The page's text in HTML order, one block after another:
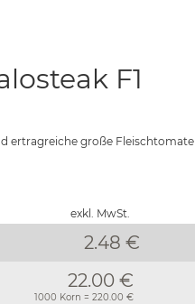
F1
ertragreiche große Fleischtomate
exkl. MwSt.
2.48 €
22.00 €
1000 Korn = 220.00 €